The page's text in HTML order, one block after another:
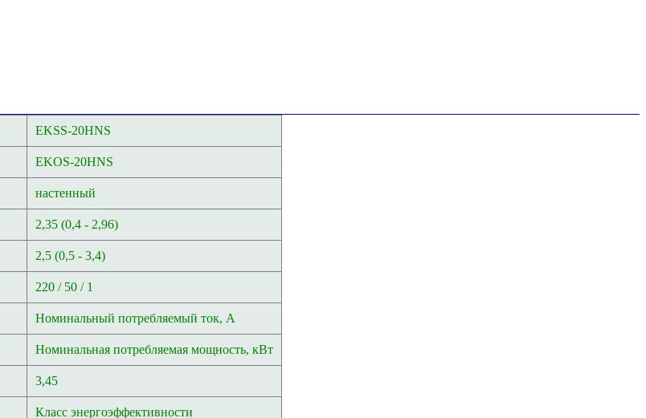
EKSS-20HNS
EKOS-20HNS
настенный
2,35 (0,4 - 2,96)
2,5 (0,5 - 3,4)
220 / 50 / 1
Номинальный потребляемый ток, A
Номинальная потребляемая мощность, кВт
3,45
Класс энергоэффективности